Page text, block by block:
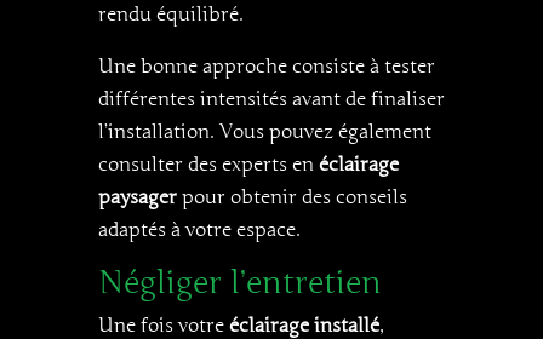
rendu équilibré.
Une bonne approche consiste à tester
différentes intensités avant de finaliser
l’installation. Vous pouvez également
consulter des experts en éclairage
paysager pour obtenir des conseils
adaptés à votre espace.
Négliger l’entretien
Une fois votre éclairage installé,